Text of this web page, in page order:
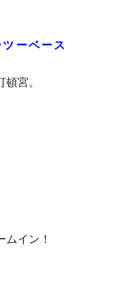
ーベース
宮。
イン！